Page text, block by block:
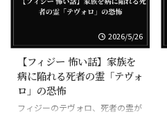
2026/5/26
【フィジー 怖い話】家族を
病に陥れる死者の霊「テヴォ
ロ」の恐怖
フィジーのテヴォロ、死者の霊が